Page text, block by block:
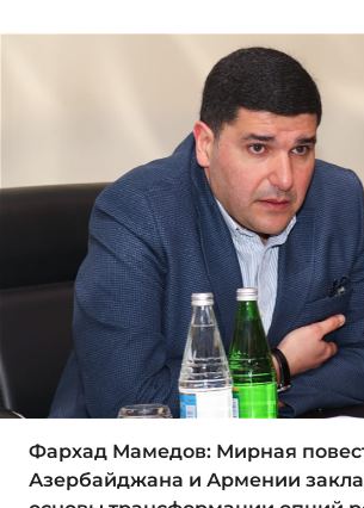
Фархад Мамедов: Мирная
Азербайджана и Армении